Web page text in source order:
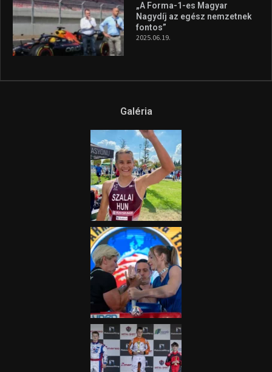
„A Forma-1-es Magyar
Nagydíj az egész nemzetnek
fontos”
2025.06.19.
Galéria